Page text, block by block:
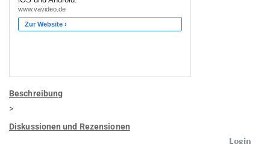
Beschreibung
>
Diskussionen und Rezensionen
Login